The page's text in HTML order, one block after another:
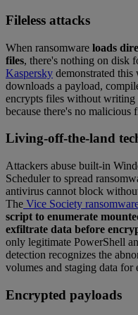
Fileless attacks
When ransomware loads
files, there's nothing on disk
Kaspersky demonstrated
downloads a payload,
encrypts files without writing
because there's no malicious
Living-off-the-land
Attackers abuse built-in
Scheduler to spread
antivirus cannot block
The Vice Society
script to enumerate
exfiltrate data before
only legitimate PowerShell
detection recognizes the
volumes and staging data for
Encrypted payloads